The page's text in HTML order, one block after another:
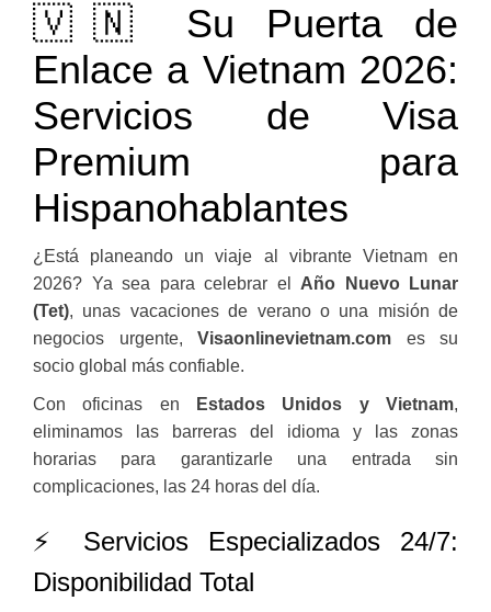
🇻🇳 Su Puerta de
Enlace a Vietnam 2026:
Servicios de Visa
Premium para
Hispanohablantes
¿Está planeando un viaje al vibrante Vietnam en
2026? Ya sea para celebrar el Año Nuevo Lunar
(Tet), unas vacaciones de verano o una misión de
negocios urgente, Visaonlinevietnam.com es su
socio global más confiable.
Con oficinas en Estados Unidos y Vietnam,
eliminamos las barreras del idioma y las zonas
horarias para garantizarle una entrada sin
complicaciones, las 24 horas del día.
⚡ Servicios Especializados 24/7:
Disponibilidad Total